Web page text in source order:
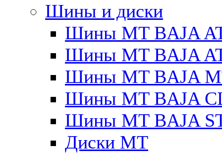
Шины и диски
Шины MT BAJA
Шины MT BAJA
Шины MT BAJA
Шины MT BAJA
Шины MT BAJA
Диски MT